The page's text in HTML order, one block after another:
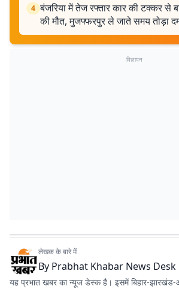
4 बंजरिया में तेज रफ्तार कार की टक्कर से
की मौत, मुजफ्फरपुर ले जाते समय तोड़ा
विज्ञापन
लेखक के बारे में
By Prabhat Khabar News Desk
यह प्रभात खबर का न्यूज डेस्क है। इसमें बिहार-झारखंड-